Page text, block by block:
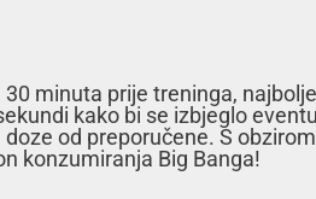
minuta prije treninga,
kako bi se izbjeglo
od preporučene. S
konzumiranja Big Banga!